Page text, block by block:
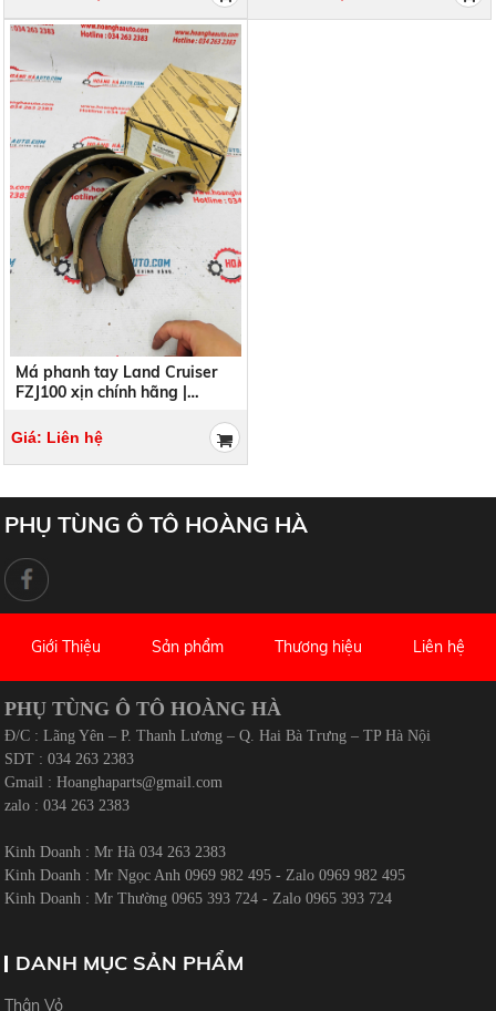
Má phanh tay Land Cruiser
FZJ100 xịn chính hãng |
Giá: Liên hệ
PHỤ TÙNG Ô TÔ HOÀNG HÀ
Giới Thiệu Sản phẩm Thương hiệu Liên hệ
PHỤ TÙNG Ô TÔ HOÀNG HÀ
Đ/C : Lãng Yên – P. Thanh Lương – Q. Hai Bà Trưng – TP Hà Nội
SDT : 034 263 2383
Gmail :Hoanghaparts@gmail.com
zalo : 034 263 2383
Kinh Doanh : Mr Hà 034 263 2383
Kinh Doanh : Mr Ngọc Anh 0969 982 495 - Zalo 0969 982 495
Kinh Doanh : Mr Thường 0965 393 724 - Zalo 0965 393 724
DANH MỤC SẢN PHẨM
Thân Vỏ